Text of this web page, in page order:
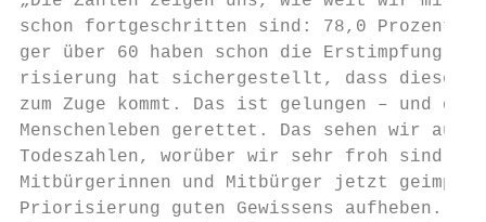
schon fortgeschritten sind: 78,0 Prozent
ger über 60 haben schon die Erstimpfung
risierung hat sichergestellt, dass diese
zum Zuge kommt. Das ist gelungen – und
Menschenleben gerettet. Das sehen wir
Todeszahlen, worüber wir sehr froh sind.
Mitbürgerinnen und Mitbürger jetzt
Priorisierung guten Gewissens aufheben.